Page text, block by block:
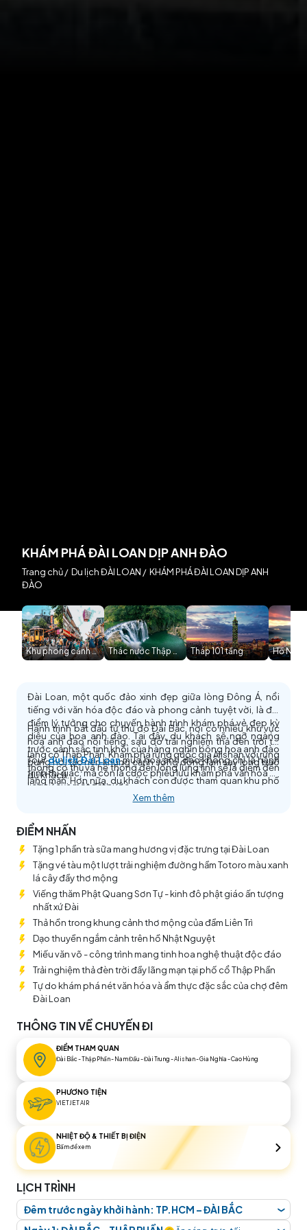
KHÁM PHÁ ĐÀI LOAN DỊP ANH ĐÀO
Trang chủ/ Du lịch ĐÀI LOAN / KHÁM PHÁ ĐÀI LOAN DỊP ANH
ĐÀO
Khu phong cảnh Thập PhầnThác nước Thập PhầnTháp 101 tầng Hồ
Đài Loan, một quốc đảo xinh đẹp giữa lòng Đông Á, nổi
tiếng với văn hóa độc đáo và phong cảnh tuyệt vời, là địa
điểm lý tưởng cho chuyến hành trình khám phá vẻ đẹp kỳ
diệu của hoa anh đào. Tại đây, du khách sẽ ngỡ ngàng
trước cảnh sắc tinh khôi của hàng nghìn bông hoa anh đào
bung nở, tạo nên khung cảnh sống động làm say lòng bao
du khách.
Hành trình bắt đầu từ thủ đô Đài Bắc, nơi có nhiều khu vực
hoa anh đào nổi tiếng, sau đó trải nghiệm thả đèn trời tại
làng cổ Thập Phần. Khám phá rừng quốc gia Alishan với rừng
thông cổ thụ và hệ thống đèn lồng lung linh sẽ là điểm đến
lãng mạn. Hơn nữa, du khách còn được tham quan khu phố
mua sắm nhộn nhịp, thưởng thức các món ăn đặc sắc.
Tourdu lịch Đài Loanmùa hoa anh đào không chỉ là hành
trình thị giác, mà còn là cuộc phiêu lưu khám phá văn hóa và
lịch sử của một đất nước.
Xem thêm
ĐIỂM NHẤN
Tặng 1 phần trà sữa mang hương vị đặc trưng tại Đài Loan
Tặng vé tàu một lượt trải nghiệm đường hầm Totoro màu xanh
lá cây đầy thơ mộng
Viếng thăm Phật Quang Sơn Tự - kinh đô phật giáo ấn tượng
nhất xứ Đài
Thả hồn trong khung cảnh thơ mộng của đầm Liên Trì
Dạo thuyền ngắm cảnh trên hồ Nhật Nguyệt
Miếu văn võ - công trình mang tinh hoa nghệ thuật độc đáo
Trải nghiệm thả đèn trời đầy lãng mạn tại phố cổ Thập Phần
Tự do khám phá nét văn hóa và ẩm thực đặc sắc của chợ đêm
Đài Loan
THÔNG TIN VỀ CHUYẾN ĐI
ĐIỂM THAM QUAN
Đài Bắc - Thập Phần - Nam Đầu - Đài Trung - Alishan - Gia Nghĩa - Cao Hùng
PHƯƠNG TIỆN
VIETJET AIR
NHIỆT ĐỘ & THIẾT BỊ ĐIỆN
Bấm để xem
LỊCH TRÌNH
Đêm trước ngày khởi hành: TP.HCM – ĐÀI BẮC ❮